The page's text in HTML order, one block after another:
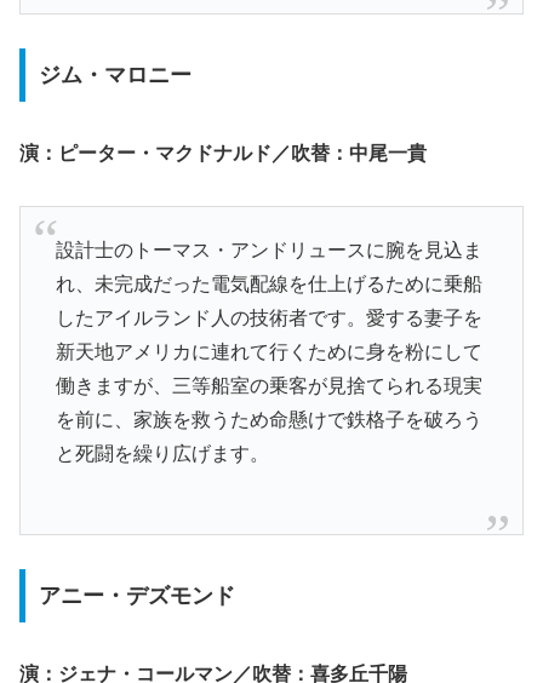
ジム・マロニー
演：ピーター・マクドナルド／吹替：中尾一貴
設計士のトーマス・アンドリュースに腕を見込ま
れ、未完成だった電気配線を仕上げるために乗船
したアイルランド人の技術者です。愛する妻子を
新天地アメリカに連れて行くために身を粉にして
働きますが、三等船室の乗客が見捨てられる現実
を前に、家族を救うため命懸けで鉄格子を破ろう
と死闘を繰り広げます。
アニー・デズモンド
演：ジェナ・コールマン／吹替：喜多丘千陽